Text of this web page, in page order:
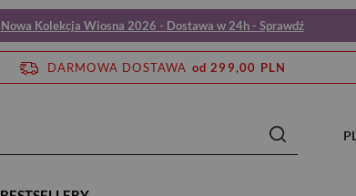
Nowa Kolekcja Wiosna 2026 - Dostawa w 24h - Sprawdź
DARMOWA DOSTAWA od 299,00 PLN